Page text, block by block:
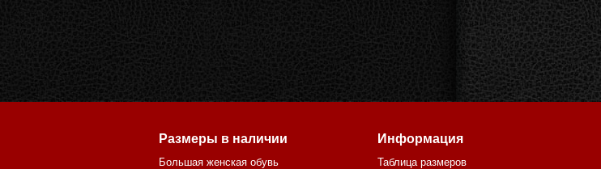
Размеры в наличии
Большая женская обувь
Информация
Таблица размеров